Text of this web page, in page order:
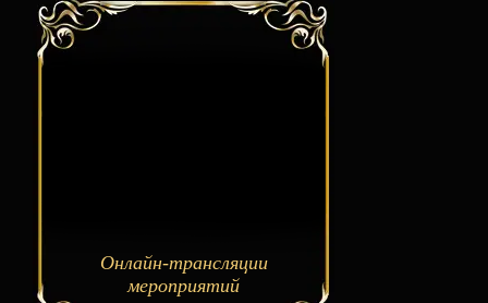
Онлайн-трансляции
мероприятий